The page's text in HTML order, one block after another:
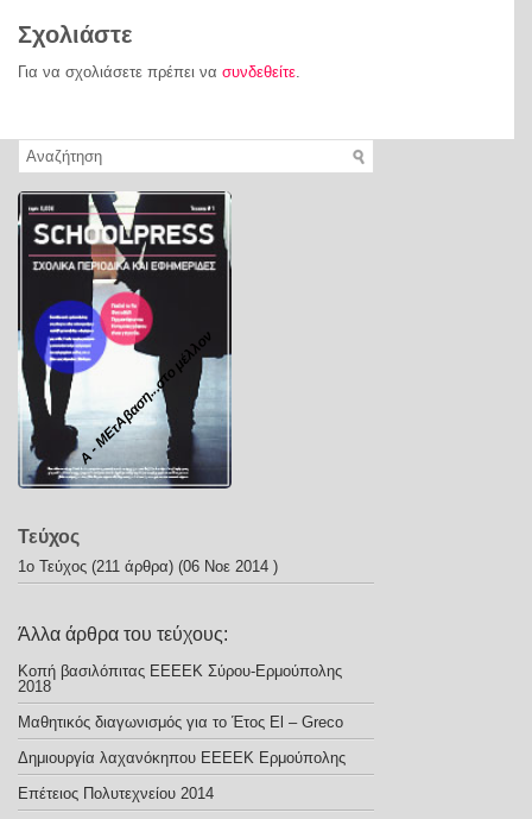
Σχολιάστε
Για να σχολιάσετε πρέπει να συνδεθείτε.
Α - ΜΕτΑβαση...στο μέλλον
Τεύχος
1ο Τεύχος (211 άρθρα) (06 Νοε 2014 )
Άλλα άρθρα του τεύχους:
Κοπή βασιλόπιτας ΕΕΕΕΚ Σύρου-Ερμούπολης
2018
Μαθητικός διαγωνισμός για το Έτος El – Greco
Δημιουργία λαχανόκηπου ΕΕΕΕΚ Ερμούπολης
Επέτειος Πολυτεχνείου 2014